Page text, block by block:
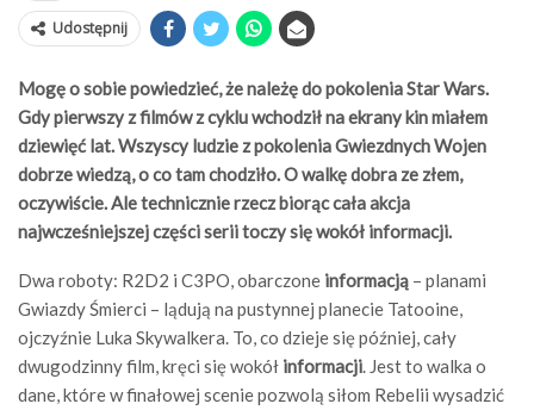
Udostępnij
Mogę o sobie powiedzieć, że należę do pokolenia Star Wars.
Gdy pierwszy z filmów z cyklu wchodził na ekrany kin miałem
dziewięć lat. Wszyscy ludzie z pokolenia Gwiezdnych Wojen
dobrze wiedzą, o co tam chodziło. O walkę dobra ze złem,
oczywiście. Ale technicznie rzecz biorąc cała akcja
najwcześniejszej części serii toczy się wokół informacji.
Dwa roboty: R2D2 i C3PO, obarczone informacją – planami
Gwiazdy Śmierci – lądują na pustynnej planecie Tatooine,
ojczyźnie Luka Skywalkera. To, co dzieje się później, cały
dwugodzinny film, kręci się wokół informacji. Jest to walka o
dane, które w finałowej scenie pozwolą siłom Rebelii wysadzić